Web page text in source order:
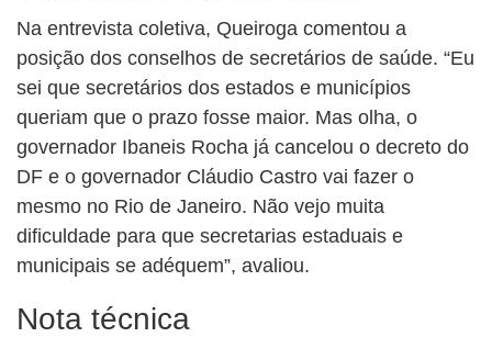
Na entrevista coletiva, Queiroga comentou a
posição dos conselhos de secretários de saúde. “Eu
sei que secretários dos estados e municípios
queriam que o prazo fosse maior. Mas olha, o
governador Ibaneis Rocha já cancelou o decreto do
DF e o governador Cláudio Castro vai fazer o
mesmo no Rio de Janeiro. Não vejo muita
dificuldade para que secretarias estaduais e
municipais se adéquem”, avaliou.
Nota técnica